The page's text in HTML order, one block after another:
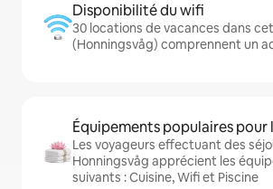
Disponibilité du wifi
30 locations de vacances dans
(Honningsvåg) comprennent un
Équipements populaires pour
Les voyageurs effectuant des
Honningsvåg apprécient les
suivants : Cuisine, Wifi et Piscine